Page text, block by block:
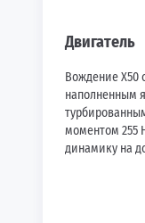
Двигатель
Вождение X50
наполненным
моментом 255
динамику на